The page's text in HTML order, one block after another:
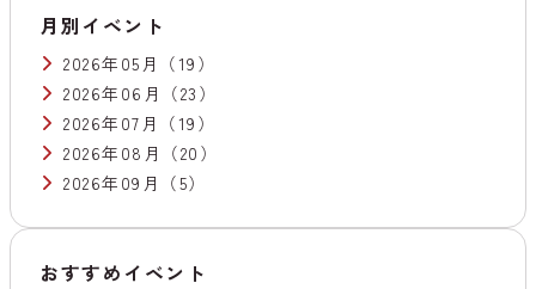
月別イベント
2026年05月
（19）
2026年06月
（23）
2026年07月
（19）
2026年08月
（20）
2026年09月
（5）
おすすめイベント